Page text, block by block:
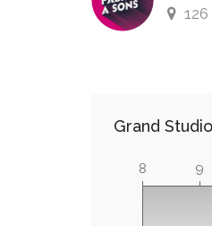
Grand
8 9